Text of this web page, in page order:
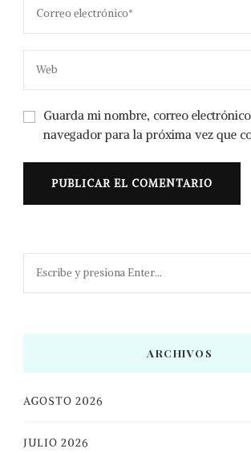
Guarda mi nombre, correo
navegador para la próxima vez que
¿Buscas
ARCHIVOS
AGOSTO 2026
JULIO 2026